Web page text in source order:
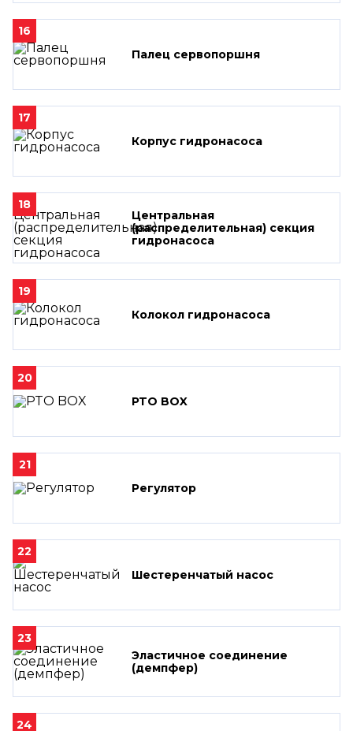
16
Палец сервопоршня
17
Корпус гидронасоса
18
Центральная
(распределительная) секция
гидронасоса
19
Колокол гидронасоса
20
PTO BOX
21
Регулятор
22
Шестеренчатый насос
23
Эластичное соединение
(демпфер)
24